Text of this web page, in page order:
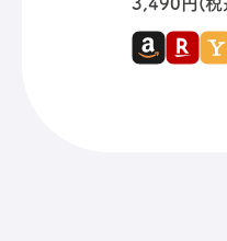
3,490円(税